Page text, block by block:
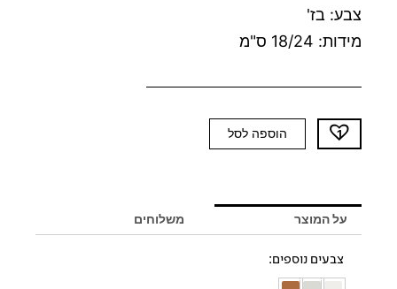
צבע: בז'
מידות: 18/24 ס"מ
כמות
של
OLIVER
הוספה לסל
על המוצר משלוחים
צבעים נוספים: